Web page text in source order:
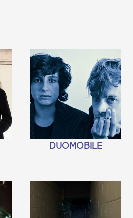
DUOMOBILE